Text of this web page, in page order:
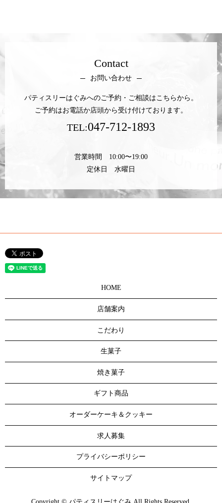
Contact
お問い合わせ
パティスリーはぐみへのご予約・ご相談はこちらから。
ご予約はお電話か店頭から受け付けております。
TEL:047-712-1893
営業時間 10:00〜19:00
定休日 水曜日
HOME
店舗案内
こだわり
生菓子
焼き菓子
ギフト商品
オーダーケーキ＆クッキー
求人募集
プライバシーポリシー
サイトマップ